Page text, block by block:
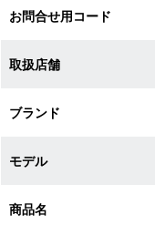
お問合せ用コード
取扱店舗
ブランド
モデル
商品名